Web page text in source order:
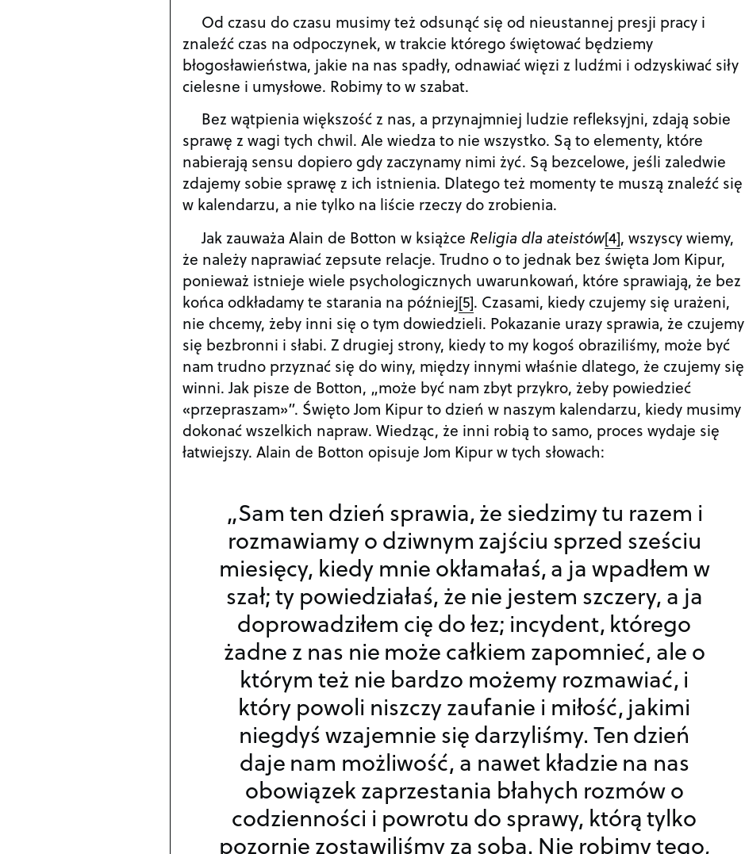
Od czasu do czasu musimy też odsunąć się od nieustannej presji pracy i
znaleźć czas na odpoczynek, w trakcie którego świętować będziemy
błogosławieństwa, jakie na nas spadły, odnawiać więzi z ludźmi i odzyskiwać siły
cielesne i umysłowe. Robimy to w szabat.
Bez wątpienia większość z nas, a przynajmniej ludzie refleksyjni, zdają sobie
sprawę z wagi tych chwil. Ale wiedza to nie wszystko. Są to elementy, które
nabierają sensu dopiero gdy zaczynamy nimi żyć. Są bezcelowe, jeśli zaledwie
zdajemy sobie sprawę z ich istnienia. Dlatego też momenty te muszą znaleźć się
w kalendarzu, a nie tylko na liście rzeczy do zrobienia.
Jak zauważa Alain de Botton w książce Religia dla ateistów[4], wszyscy wiemy,
że należy naprawiać zepsute relacje. Trudno o to jednak bez święta Jom Kipur,
ponieważ istnieje wiele psychologicznych uwarunkowań, które sprawiają, że bez
końca odkładamy te starania na później[5]. Czasami, kiedy czujemy się urażeni,
nie chcemy, żeby inni się o tym dowiedzieli. Pokazanie urazy sprawia, że czujemy
się bezbronni i słabi. Z drugiej strony, kiedy to my kogoś obraziliśmy, może być
nam trudno przyznać się do winy, między innymi właśnie dlatego, że czujemy się
winni. Jak pisze de Botton, „może być nam zbyt przykro, żeby powiedzieć
«przepraszam»”. Święto Jom Kipur to dzień w naszym kalendarzu, kiedy musimy
dokonać wszelkich napraw. Wiedząc, że inni robią to samo, proces wydaje się
łatwiejszy. Alain de Botton opisuje Jom Kipur w tych słowach:
„Sam ten dzień sprawia, że siedzimy tu razem i
rozmawiamy o dziwnym zajściu sprzed sześciu
miesięcy, kiedy mnie okłamałaś, a ja wpadłem w
szał; ty powiedziałaś, że nie jestem szczery, a ja
doprowadziłem cię do łez; incydent, którego
żadne z nas nie może całkiem zapomnieć, ale o
którym też nie bardzo możemy rozmawiać, i
który powoli niszczy zaufanie i miłość, jakimi
niegdyś wzajemnie się darzyliśmy. Ten dzień
daje nam możliwość, a nawet kładzie na nas
obowiązek zaprzestania błahych rozmów o
codzienności i powrotu do sprawy, którą tylko
pozornie zostawiliśmy za sobą. Nie robimy tego,